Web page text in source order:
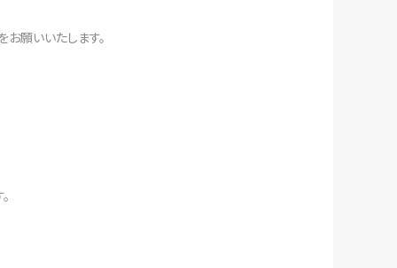
願いいたします。